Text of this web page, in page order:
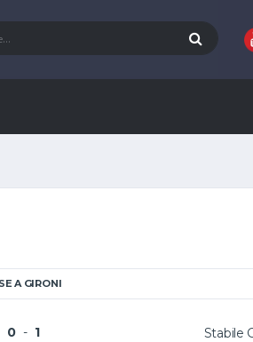
A GIRONI
0- 1 Stabile